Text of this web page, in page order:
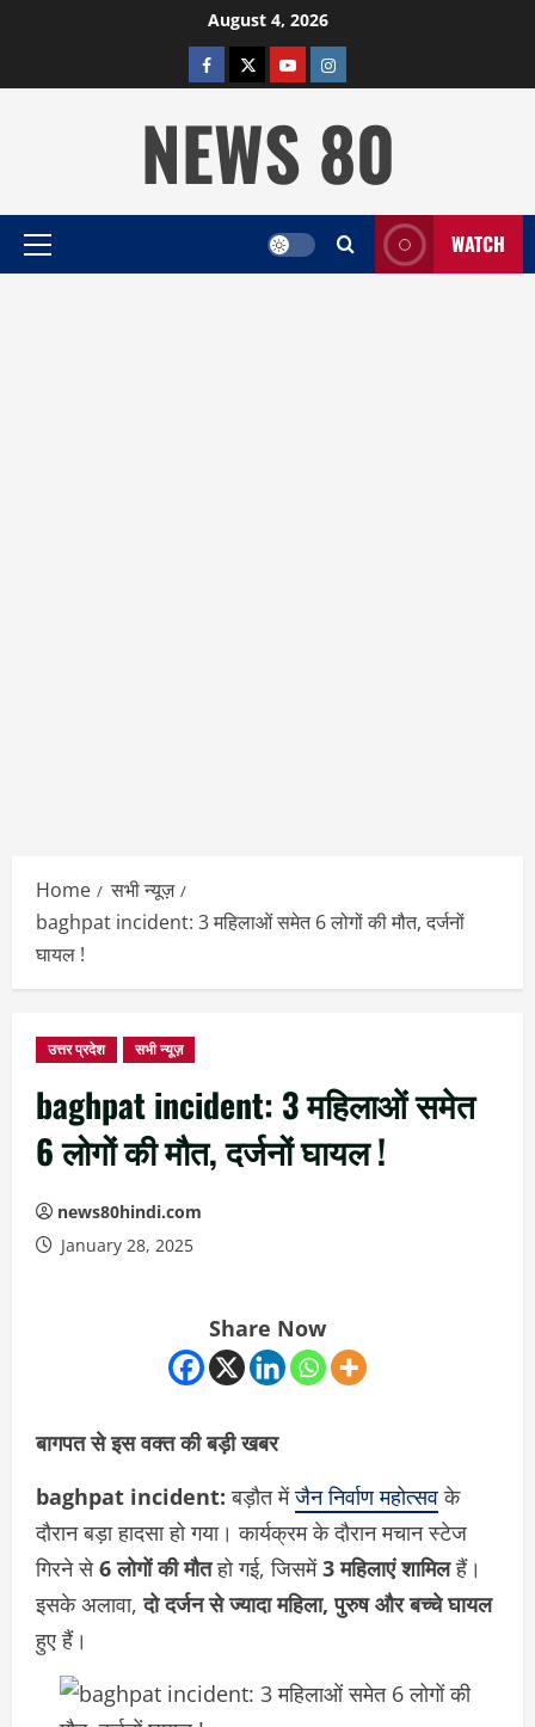
August 4, 2026
facebooktwitterYOUTUBE
instagram
NEWS 80
Primary
WATCH
Home
सभी न्यूज़
baghpat incident: 3 महिलाओं समेत 6 लोगों की मौत, दर्जनों
घायल !
उत्तर प्रदेश सभी न्यूज़
baghpat incident: 3 महिलाओं समेत
6 लोगों की मौत, दर्जनों घायल !
news80hindi.com
January 28, 2025
Share Now
बागपत से इस वक्त की बड़ी खबर
baghpat incident: बड़ौत मेंजैन निर्वाण महोत्सवके
दौरान बड़ा हादसा हो गया। कार्यक्रम के दौरान मचान स्टेज
गिरने से6 लोगों की मौतहो गई, जिसमें3 महिलाएं शामिलहैं।
इसके अलावा,दो दर्जन से ज्यादा महिला, पुरुष और बच्चे घायल
हुए हैं।